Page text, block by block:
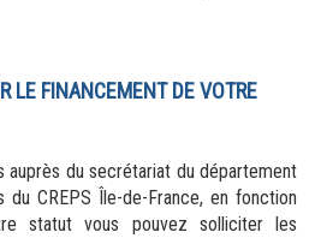
LE FINANCEMENT DE VOTRE
auprès du secrétariat du département
du CREPS Île-de-France, en fonction
statut vous pouvez solliciter les